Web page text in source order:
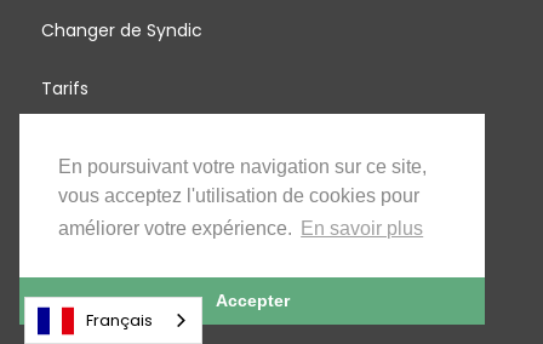
En poursuivant votre navigation sur ce site,
vous acceptez l'utilisation de cookies pour
améliorer votre expérience.
En savoir plus
Accepter
Changer de Syndic
Tarifs
Syndics en France
Français